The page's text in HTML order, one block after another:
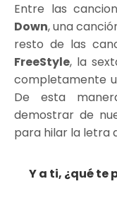
Entre las
Down, una
resto de las
FreeStyle, la
completamente
De esta
demostrar de
para hilar la letra
Y a ti, ¿qué te